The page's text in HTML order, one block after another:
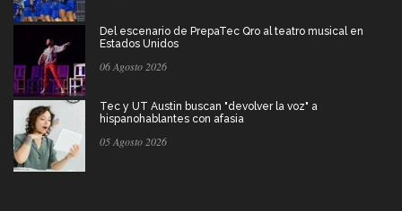
Del escenario de PrepaTec Qro al teatro musical en
Estados Unidos
06 Agosto 2026
Tec y UT Austin buscan "devolver la voz" a
hispanohablantes con afasia
05 Agosto 2026